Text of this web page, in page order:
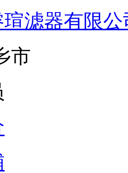
滤器有限公
市